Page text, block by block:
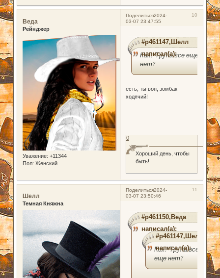
Поделиться 10
2024-
03-07 23:47:55
Веда
Рейнджер
Уважение: +11344
Пол: Женский
#p461147,Шелл
написал(а):
Как? Трупа все еще
нет?
есть, ты вон, зомбак
ходячий!
Хороший день, чтобы
быть!
0
Поделиться 11
2024-
03-07 23:50:46
Шелл
Темная Княжна
#p461150,Веда
написал(а):
#p461147,Шелл
написал(а):
Как? Трупа все
еще нет?